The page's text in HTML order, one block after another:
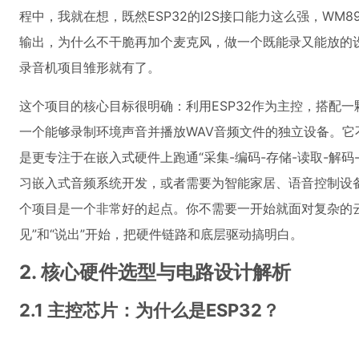
程中，我就在想，既然ESP32的I2S接口能力这么强，
输出，为什么不干脆再加个麦克风，做一个既能录又能放
录音机项目雏形就有了。
这个项目的核心目标很明确：利用ESP32作为主控，搭配
一个能够录制环境声音并播放WAV音频文件的独立设备。
是更专注于在嵌入式硬件上跑通“采集-编码-存储-读取-解
习嵌入式音频系统开发，或者需要为智能家居、语音控制
个项目是一个非常好的起点。你不需要一开始就面对复杂
见”和“说出”开始，把硬件链路和底层驱动搞明白。
2. 核心硬件选型与电路设计解析
2.1 主控芯片：为什么是ESP32？